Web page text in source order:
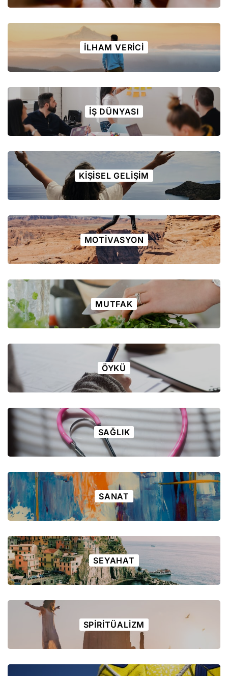
İLHAM VERICI
İŞ DÜNYASI
KIŞISEL GELIŞIM
MOTIVASYON
MUTFAK
ÖYKÜ
SAĞLIK
SANAT
SEYAHAT
SPIRITÜALIZM